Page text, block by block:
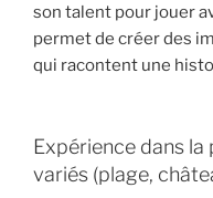
son talent pour jouer
permet de créer des
qui racontent une
Expérience dans
variés (plage,